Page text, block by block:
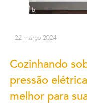
22 março 2024
Cozinhando
pressão
melhor para